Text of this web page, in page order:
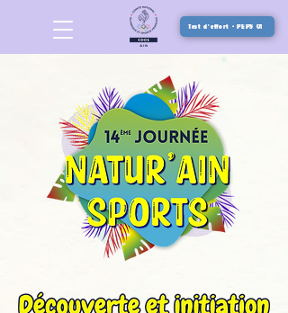
Test d'effort - PEPS 01